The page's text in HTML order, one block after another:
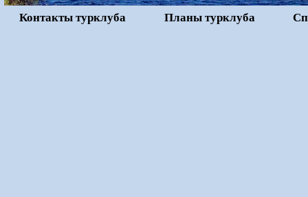
Контакты турклуба Планы турклуба